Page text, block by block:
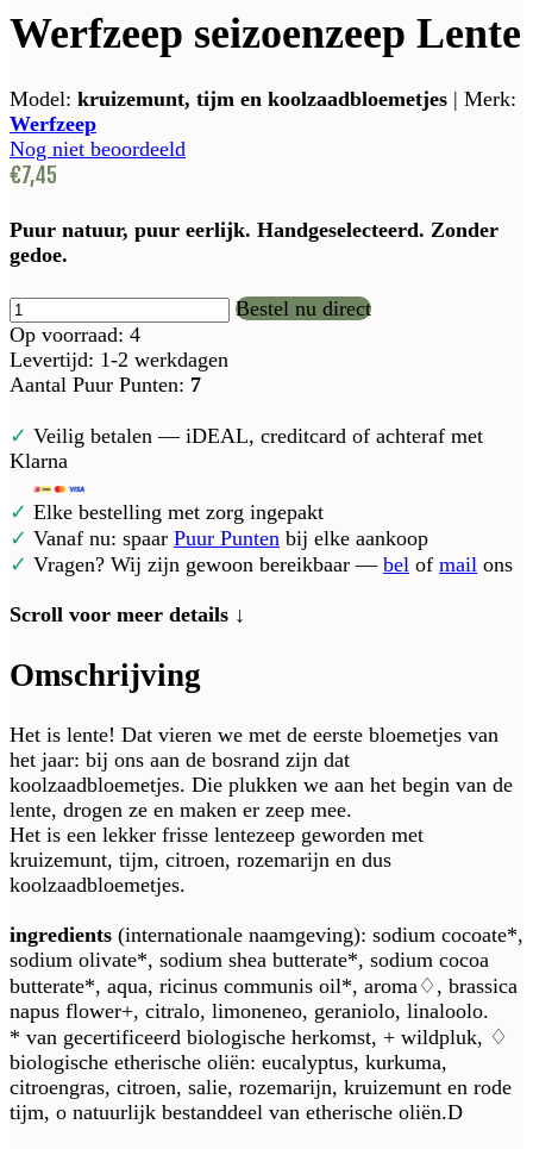
Werfzeep seizoenzeep Lente
Model: kruizemunt, tijm en koolzaadbloemetjes | Merk:
Werfzeep
Nog niet beoordeeld
€7,45
Puur natuur, puur eerlijk. Handgeselecteerd. Zonder
gedoe.
Bestel nu direct
Op voorraad: 4
Levertijd: 1-2 werkdagen
Aantal Puur Punten: 7
✓ Veilig betalen — iDEAL, creditcard of achteraf met
Klarna
✓ Elke bestelling met zorg ingepakt
✓ Vanaf nu: spaar Puur Punten bij elke aankoop
✓ Vragen? Wij zijn gewoon bereikbaar — bel of mail ons
Scroll voor meer details ↓
Omschrijving
Het is lente! Dat vieren we met de eerste bloemetjes van
het jaar: bij ons aan de bosrand zijn dat
koolzaadbloemetjes. Die plukken we aan het begin van de
lente, drogen ze en maken er zeep mee.
Het is een lekker frisse lentezeep geworden met
kruizemunt, tijm, citroen, rozemarijn en dus
koolzaadbloemetjes.
ingredients (internationale naamgeving): sodium cocoate*,
sodium olivate*, sodium shea butterate*, sodium cocoa
butterate*, aqua, ricinus communis oil*, aroma♢, brassica
napus flower+, citralo, limoneneo, geraniolo, linaloolo.
* van gecertificeerd biologische herkomst, + wildpluk, ♢
biologische etherische oliën: eucalyptus, kurkuma,
citroengras, citroen, salie, rozemarijn, kruizemunt en rode
tijm, o natuurlijk bestanddeel van etherische oliën.D